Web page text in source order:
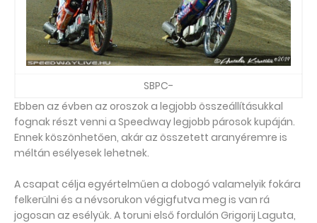
SBPC-
Ebben az évben az oroszok a legjobb összeállításukkal
fognak részt venni a Speedway legjobb párosok kupáján.
Ennek köszönhetően, akár az összetett aranyéremre is
méltán esélyesek lehetnek.
A csapat célja egyértelműen a dobogó valamelyik fokára
felkerülni és a névsorukon végigfutva meg is van rá
jogosan az esélyük. A toruni első fordulón Grigorij Laguta,